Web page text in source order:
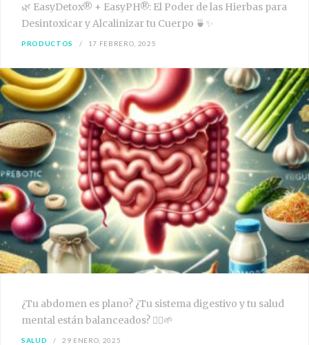
🌿 EasyDetox® + EasyPH®: El Poder de las Hierbas para
Desintoxicar y Alcalinizar tu Cuerpo 🍵✨
PRODUCTOS 17 FEBRERO, 2025
¿Tu abdomen es plano? ¿Tu sistema digestivo y tu salud
mental están balanceados? 🧘‍♀️🌱
SALUD 29 ENERO, 2025